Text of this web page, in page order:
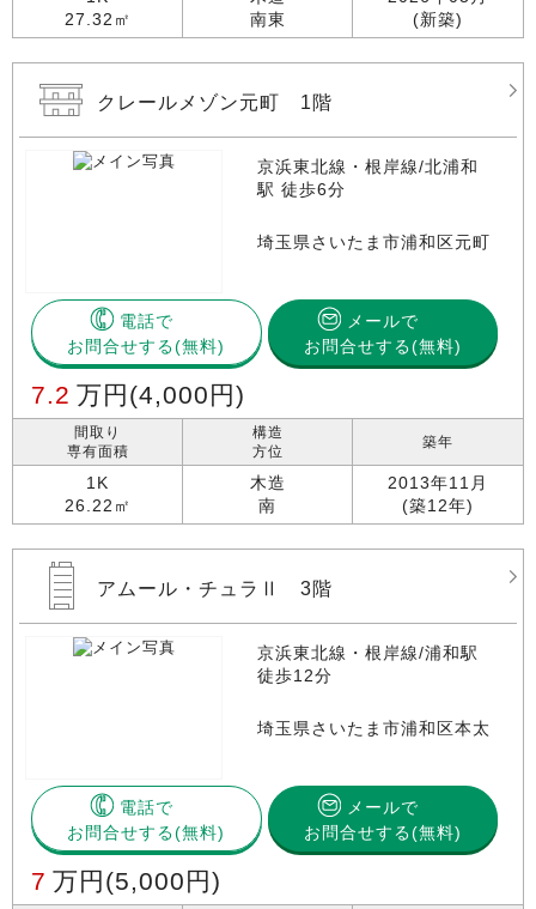
27.32㎡
南東
(新築)
クレールメゾン元町 1階
京浜東北線・根岸線/北浦和
駅 徒歩6分
埼玉県さいたま市浦和区元町
電話で
お問合せする
メールで
お問合せする(無料)
7.2 万円 (4,000円)
間取り
専有面積
1K
26.22㎡
構造
方位
木造
南
築年
2013年11月
(築12年)
アムール・チュラⅡ 3階
京浜東北線・根岸線/浦和駅
徒歩12分
埼玉県さいたま市浦和区本太
電話で
お問合せする
メールで
お問合せする(無料)
7 万円 (5,000円)